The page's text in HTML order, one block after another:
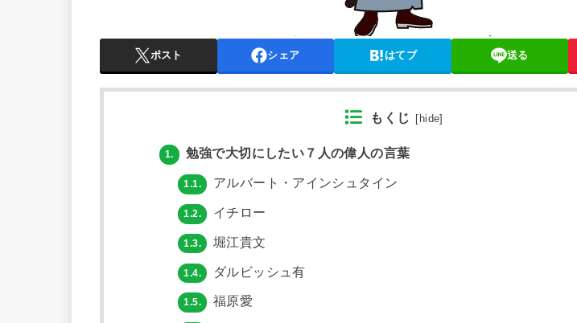
ポスト シェア はてブ 送る
もくじ [ hide]
1. 勉強で大切にしたい７人の偉人の言葉
1.1. アルバート・アインシュタイン
1.2. イチロー
1.3. 堀江貴文
1.4. ダルビッシュ有
1.5. 福原愛